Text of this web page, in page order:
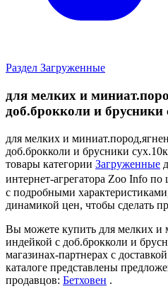
Раздел Загруженные
для мелких и
доб.брокколи и брусники
для мелких и
доб.брокколи и брусники
товары категории Загруженные
интернет-агрегатора Zoo Info по
с подробными
динамикой цен, чтобы сделать
Вы можете купить для мелких и
индейкой с доб.брокколи и
магазинах-партнерах с
каталоге представлены
продавцов: Бетховен .